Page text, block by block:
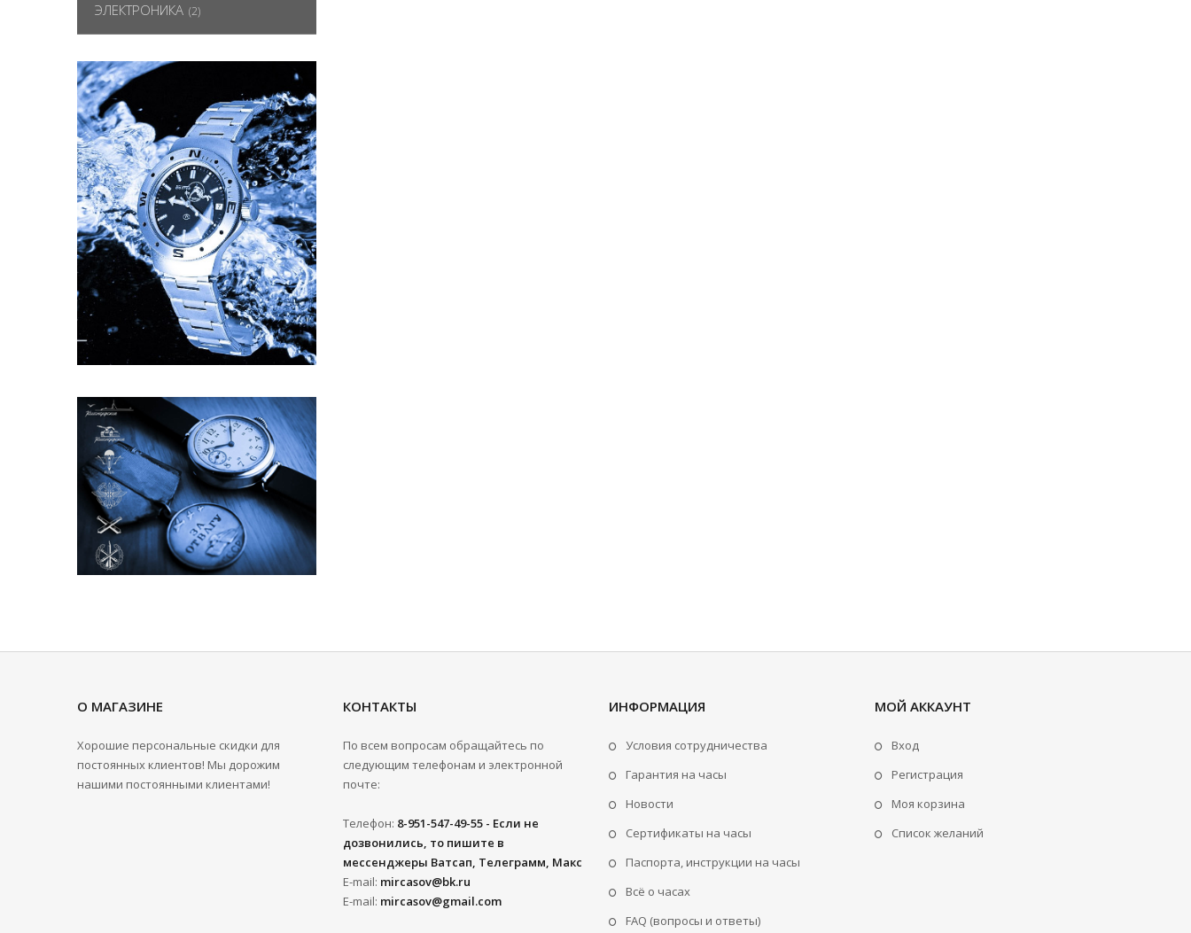
ЭЛЕКТРОНИКА (2)
О МАГАЗИНЕ
Хорошие персональные скидки для
постоянных клиентов! Мы дорожим
нашими постоянными клиентами!
КОНТАКТЫ
По всем вопросам обращайтесь по
следующим телефонам и электронной
почте:
Телефон: 8-951-547-49-55 - Если не
дозвонились, то пишите в
мессенджеры Ватсап, Телеграмм, Макс
E-mail: mircasov@bk.ru
E-mail: mircasov@gmail.com
ИНФОРМАЦИЯ
Условия сотрудничества
Гарантия на часы
Новости
Сертификаты на часы
Паспорта, инструкции на часы
Всё о часах
FAQ (вопросы и ответы)
МОЙ АККАУНТ
Вход
Регистрация
Моя корзина
Cписок желаний